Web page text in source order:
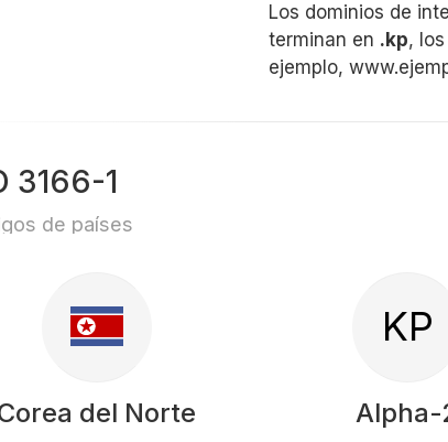
Los dominios de
terminan en .kp,
ejemplo,
3166-1
de países
del Norte
KP
Alpha-